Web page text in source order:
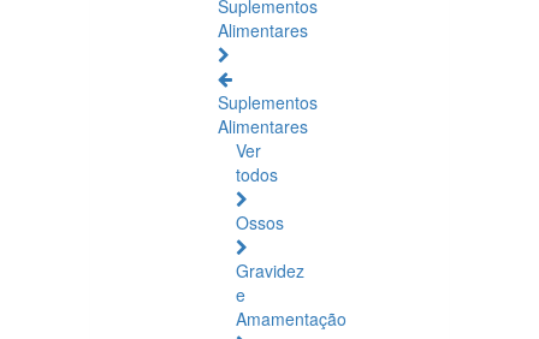
Suplementos
Alimentares
Suplementos
Alimentares
Ver
todos
Ossos
Gravidez
e
Amamentação